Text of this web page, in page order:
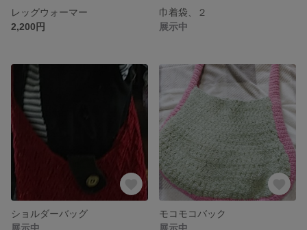
レッグウォーマー
2,200円
巾着袋、２
展示中
ショルダーバッグ
展示中
モコモコバック
展示中